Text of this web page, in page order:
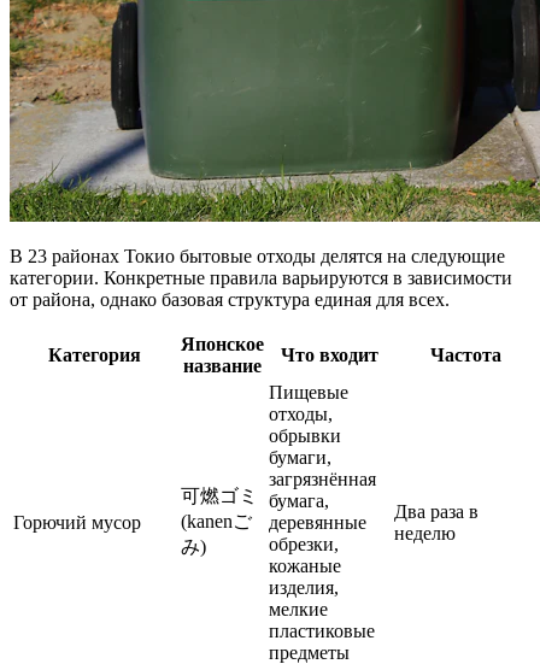
В 23 районах Токио бытовые отходы делятся на следующие
категории. Конкретные правила варьируются в зависимости
от района, однако базовая структура единая для всех.
Категория
Японское
название
Что входит Частота
Горючий мусор
可燃ゴミ
(kanenご
み)
Пищевые
отходы,
обрывки
бумаги,
загрязнённая
бумага,
деревянные
обрезки,
кожаные
изделия,
мелкие
пластиковые
предметы
Два раза в
неделю